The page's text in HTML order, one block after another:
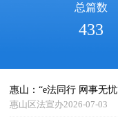
总篇数
433
惠山：“e法同行 网事无
惠山区法宣办2026-07-03